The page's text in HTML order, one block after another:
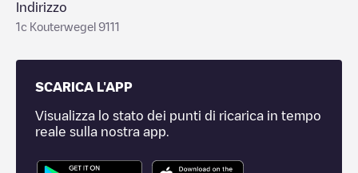
Indirizzo
1c Kouterwegel 9111
SCARICA L'APP
Visualizza lo stato dei punti di ricarica in tempo
reale sulla nostra app.